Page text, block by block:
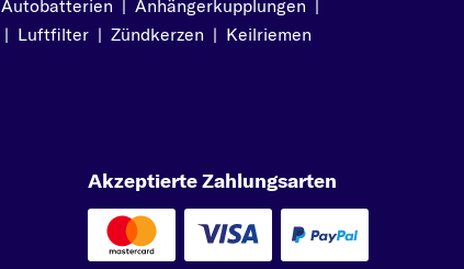
Autobatterien | Anhängerkupplungen |
| Luftfilter | Zündkerzen | Keilriemen
Akzeptierte Zahlungsarten